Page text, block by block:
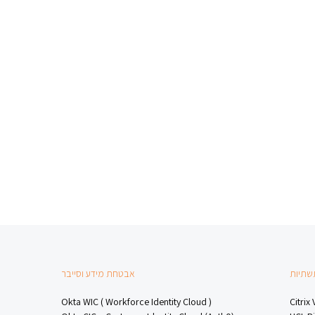
Citrix
אבטחת מידע וסייבר
Okta WIC ( Workforce Identity Cloud )